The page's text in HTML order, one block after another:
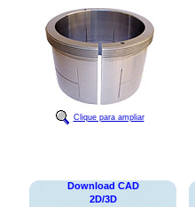
Clique para ampliar
Download CAD
2D/3D